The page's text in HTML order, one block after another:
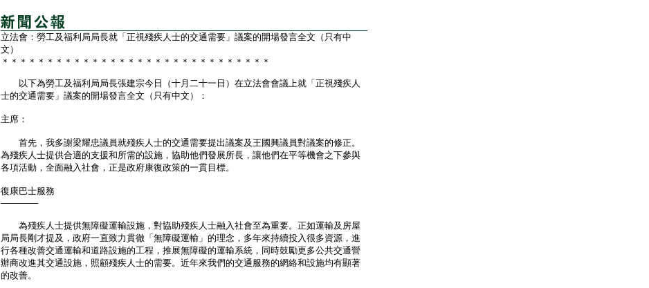
立法會：勞工及福利局局長就「正視殘疾人士的交通需要」議案的開場發言全文（只有中
文）
＊＊＊＊＊＊＊＊＊＊＊＊＊＊＊＊＊＊＊＊＊＊＊＊＊＊＊＊＊＊
以下為勞工及福利局局長張建宗今日（十月二十一日）在立法會會議上就「正視殘疾人
士的交通需要」議案的開場發言全文（只有中文）：
主席：
首先，我多謝梁耀忠議員就殘疾人士的交通需要提出議案及王國興議員對議案的修正。
為殘疾人士提供合適的支援和所需的設施，協助他們發展所長，讓他們在平等機會之下參與
各項活動，全面融入社會，正是政府康復政策的一貫目標。
復康巴士服務
──────
為殘疾人士提供無障礙運輸設施，對協助殘疾人士融入社會至為重要。正如運輸及房屋
局局長剛才提及，政府一直致力貫徹「無障礙運輸」的理念，多年來持續投入很多資源，進
行各種改善交通運輸和道路設施的工程，推展無障礙的運輸系統，同時鼓勵更多公共交通營
辦商改進其交通設施，照顧殘疾人士的需要。近年來我們的交通服務的網絡和設施均有顯著
的改善。